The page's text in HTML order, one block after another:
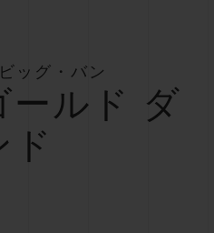
ッグ・バン
ールド ダ
ド